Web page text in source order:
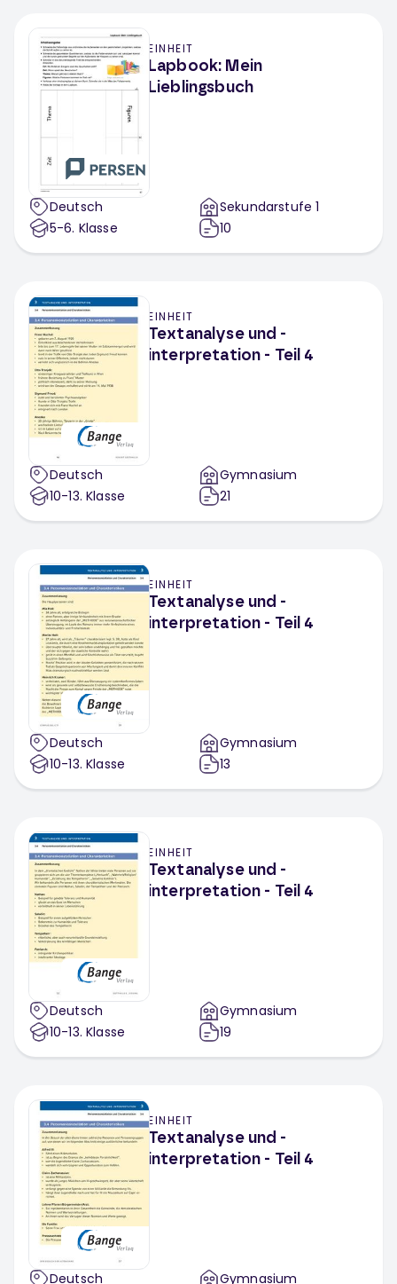
Steckbriefe
Tagebuch schreiben
Tierbeschreibung
Vorgangsbeschreibung
Vorgangsbeschreibung verfassen
EINHEIT
Lapbook: Mein
Lieblingsbuch
Deutsch
5-6. Klasse
Sekundarstufe 1
10
EINHEIT
Textanalyse und -
interpretation - Teil 4
Deutsch
10-13. Klasse
Gymnasium
21
EINHEIT
Textanalyse und -
interpretation - Teil 4
Deutsch
10-13. Klasse
Gymnasium
13
EINHEIT
Textanalyse und -
interpretation - Teil 4
Deutsch
10-13. Klasse
Gymnasium
19
EINHEIT
Textanalyse und -
interpretation - Teil 4
Deutsch
Gymnasium